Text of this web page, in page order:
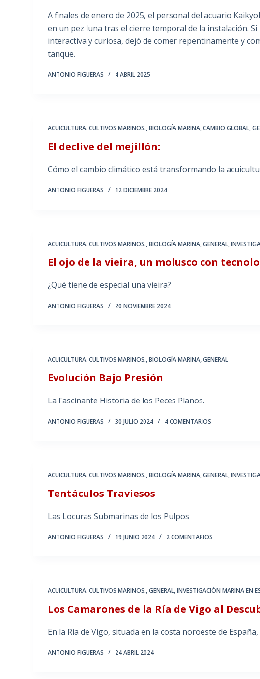
A finales de enero de 2025, el personal del acuario
en un pez luna tras el cierre temporal de la instalación.
interactiva y curiosa, dejó de comer repentinamente y
tanque.
ANTONIO FIGUERAS 4 ABRIL 2025
ACUICULTURA. CULTIVOS MARINOS.,BIOLOGÍA MARINA,CAMBIO GLOBAL,
El declive del mejillón:
Cómo el cambio climático está transformando la
ANTONIO FIGUERAS 12 DICIEMBRE 2024
ACUICULTURA. CULTIVOS MARINOS.,BIOLOGÍA MARINA,GENERAL,
El ojo de la vieira, un molusco con
¿Qué tiene de especial una vieira?
ANTONIO FIGUERAS 20 NOVIEMBRE 2024
ACUICULTURA. CULTIVOS MARINOS.,BIOLOGÍA MARINA,GENERAL
Evolución Bajo Presión
La Fascinante Historia de los Peces Planos.
ANTONIO FIGUERAS 30 JULIO 2024 4 COMENTARIOS
ACUICULTURA. CULTIVOS MARINOS.,BIOLOGÍA MARINA,GENERAL,
Tentáculos Traviesos
Las Locuras Submarinas de los Pulpos
ANTONIO FIGUERAS 19 JUNIO 2024 2 COMENTARIOS
ACUICULTURA. CULTIVOS MARINOS.,GENERAL,INVESTIGACIÓN MARINA EN
Los Camarones de la Ría de Vigo al
En la Ría de Vigo, situada en la costa noroeste de
ANTONIO FIGUERAS 24 ABRIL 2024